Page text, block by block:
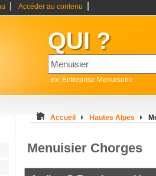
Accéder au contenu
QUI ?
ex: Entreprise Menuiserie
Accueil Hautes Alpes
Menuisier Chorges